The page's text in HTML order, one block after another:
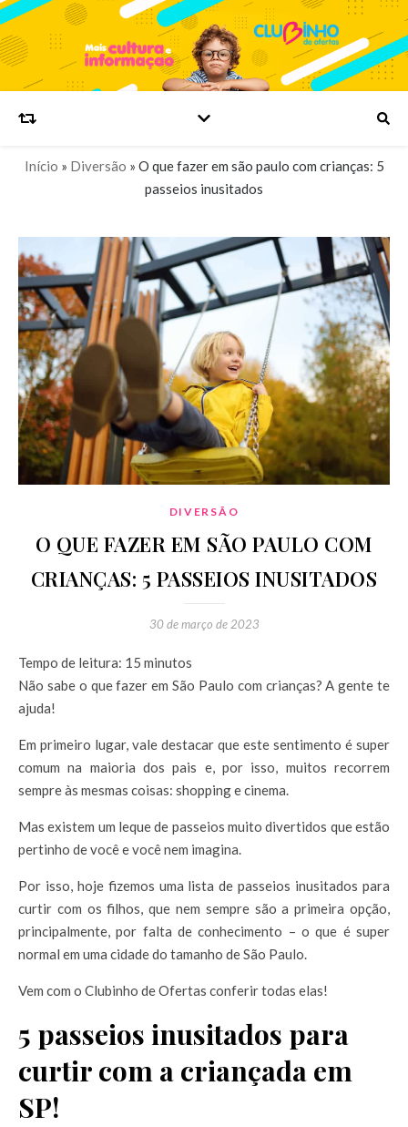
Início » Diversão » O que fazer em são paulo com crianças: 5
passeios inusitados
DIVERSÃO
O QUE FAZER EM SÃO PAULO COM
CRIANÇAS: 5 PASSEIOS INUSITADOS
30 de março de 2023
Tempo de leitura: 15 minutos
Não sabe o que fazer em São Paulo com crianças? A gente te
ajuda!
Em primeiro lugar, vale destacar que este sentimento é super
comum na maioria dos pais e, por isso, muitos recorrem
sempre às mesmas coisas: shopping e cinema.
Mas existem um leque de passeios muito divertidos que estão
pertinho de você e você nem imagina.
Por isso, hoje fizemos uma lista de passeios inusitados para
curtir com os filhos, que nem sempre são a primeira opção,
principalmente, por falta de conhecimento – o que é super
normal em uma cidade do tamanho de São Paulo.
Vem com o Clubinho de Ofertas conferir todas elas!
5 passeios inusitados para
curtir com a criançada em
SP!